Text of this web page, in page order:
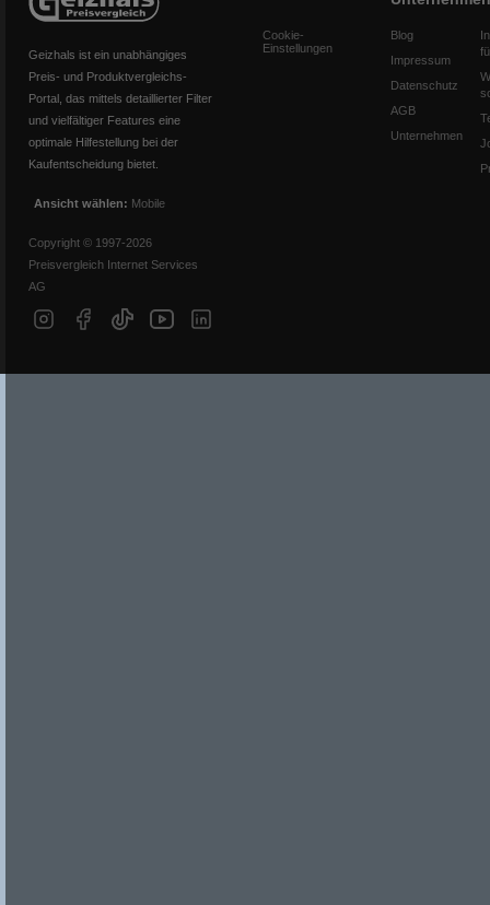
Geizhals ist ein unabhängiges
Preis- und Produktvergleichs-
Portal, das mittels detaillierter Filter
und vielfältiger Features eine
optimale Hilfestellung bei der
Kaufentscheidung bietet.
Ansicht wählen: Mobile
Copyright © 1997-2026
Preisvergleich Internet Services
AG
Cookie-
Einstellungen
Blog
Impressum
Datenschutz
AGB
Unternehmen